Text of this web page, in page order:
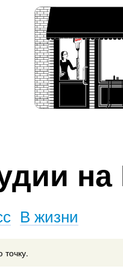
В жизни